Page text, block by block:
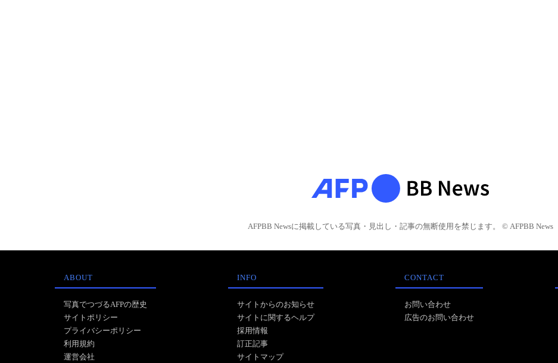
AFPBB Newsに掲載している写真・見出し・記事の無断使用を禁じます。 © AFPBB News
ABOUT
写真でつづるAFPの歴史
サイトポリシー
プライバシーポリシー
利用規約
運営会社
INFO
サイトからのお知らせ
サイトに関するヘルプ
採用情報
訂正記事
サイトマップ
CONTACT
お問い合わせ
広告のお問い合わせ